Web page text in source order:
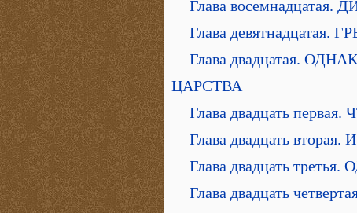
Глава
Глава
Глава двадцатая.
ЦАРСТВА
Глава двадцать
Глава двадцать
Глава двадцать
Глава двадцать